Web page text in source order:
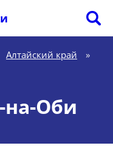
Алтайский край
»
Оби